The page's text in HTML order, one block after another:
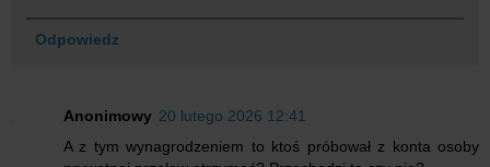
Odpowiedz
Anonimowy 20 lutego 2026 12:41
A z tym wynagrodzeniem to ktoś próbował z konta osoby